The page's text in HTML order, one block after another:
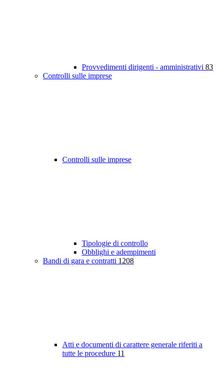
Provvedimenti dirigenti - amministrativi 83
Controlli sulle imprese
Controlli sulle imprese
Tipologie di controllo
Obblighi e adempimenti
Bandi di gara e contratti 1208
Atti e documenti di carattere generale riferiti a
tutte le procedure 11